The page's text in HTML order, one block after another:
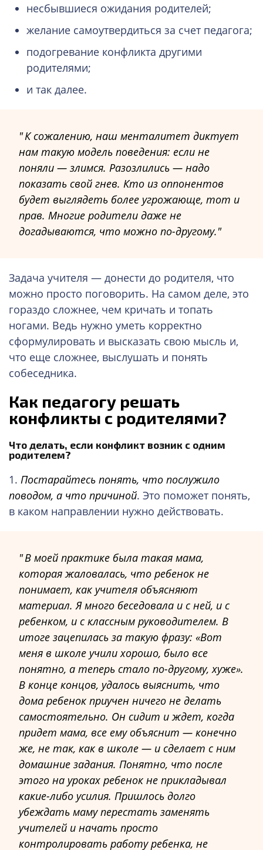
несбывшиеся ожидания родителей;
желание самоутвердиться за счет педагога;
подогревание конфликта другими
родителями;
и так далее.
К сожалению, наш менталитет диктует
нам такую модель поведения: если не
поняли — злимся. Разозлились — надо
показать свой гнев. Кто из оппонентов
будет выглядеть более угрожающе, тот и
прав. Многие родители даже не
догадываются, что можно по-другому.
Задача учителя — донести до родителя, что
можно просто поговорить. На самом деле, это
гораздо сложнее, чем кричать и топать
ногами. Ведь нужно уметь корректно
сформулировать и высказать свою мысль и,
что еще сложнее, выслушать и понять
собеседника.
Как педагогу решать
конфликты с родителями?
Что делать, если конфликт возник с одним
родителем?
1. Постарайтесь понять, что послужило
поводом, а что причиной. Это поможет понять,
в каком направлении нужно действовать.
В моей практике была такая мама,
которая жаловалась, что ребенок не
понимает, как учителя объясняют
материал. Я много беседовала и с ней, и с
ребенком, и с классным руководителем. В
итоге зацепилась за такую фразу: «Вот
меня в школе учили хорошо, было все
понятно, а теперь стало по-другому, хуже».
В конце концов, удалось выяснить, что
дома ребенок приучен ничего не делать
самостоятельно. Он сидит и ждет, когда
придет мама, все ему объяснит — конечно
же, не так, как в школе — и сделает с ним
домашние задания. Понятно, что после
этого на уроках ребенок не прикладывал
какие-либо усилия. Пришлось долго
убеждать маму перестать заменять
учителей и начать просто
контролировать работу ребенка, не